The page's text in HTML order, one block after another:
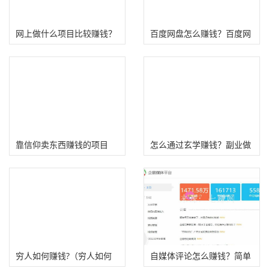
网上做什么项目比较赚钱？
(必须要有一定门槛）
百度网盘怎么赚钱？百度网
盘联盟卖会员赚差价
靠信仰卖东西赚钱的项目
怎么通过玄学赚钱？副业做
玄学项目变现方法！
穷人如何赚钱?（穷人如何
自媒体评论怎么赚钱？简单